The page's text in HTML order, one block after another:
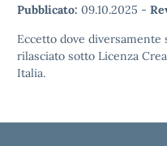
Pubblicato: 09.10.2025 -
Eccetto dove
rilasciato sotto Licenza
Italia.